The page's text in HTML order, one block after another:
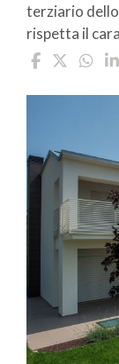
terziario
rispetta il